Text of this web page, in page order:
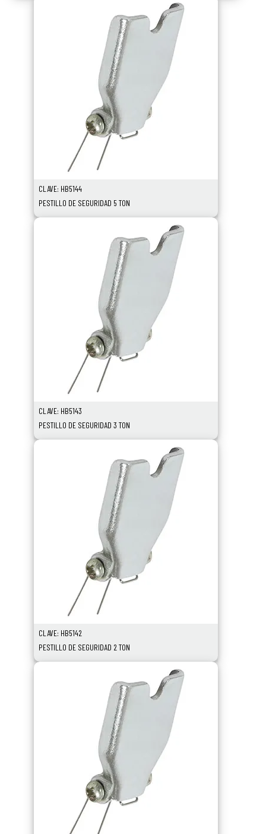
CLAVE: HB5144
PESTILLO DE SEGURIDAD 5 TON
CLAVE: HB5143
PESTILLO DE SEGURIDAD 3 TON
CLAVE: HB5142
PESTILLO DE SEGURIDAD 2 TON